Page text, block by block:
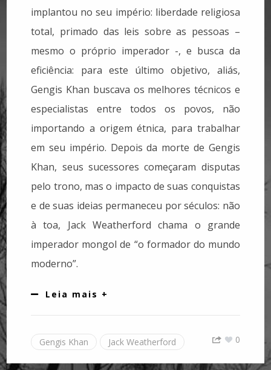
implantou no seu império: liberdade religiosa
total, primado das leis sobre as pessoas –
mesmo o próprio imperador -, e busca da
eficiência: para este último objetivo, aliás,
Gengis Khan buscava os melhores técnicos e
especialistas entre todos os povos, não
importando a origem étnica, para trabalhar
em seu império. Depois da morte de Gengis
Khan, seus sucessores começaram disputas
pelo trono, mas o impacto de suas conquistas
e de suas ideias permaneceu por séculos: não
à toa, Jack Weatherford chama o grande
imperador mongol de “o formador do mundo
moderno”.
Leia mais +
Gengis Khan Jack Weatherford 0